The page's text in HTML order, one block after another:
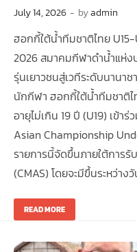
July 14, 2026 - byadmin
ฮอกกี้ใต้น้ำทีมชาติไทย
2026 สมาคมกีฬาดำน้ำแห่
รุ่นเยาวชนสู่เวทีระดับนานา
นักกีฬา ฮอกกี้ใต้น้ำทีมชาติไ
อายุไม่เกิน 19 ปี (U19) เข้า
Asian Championship
รายการนี้จัดขึ้นภายใต้การ
(CMAS) โดยจะมีขึ้นระหว่า
READ MORE